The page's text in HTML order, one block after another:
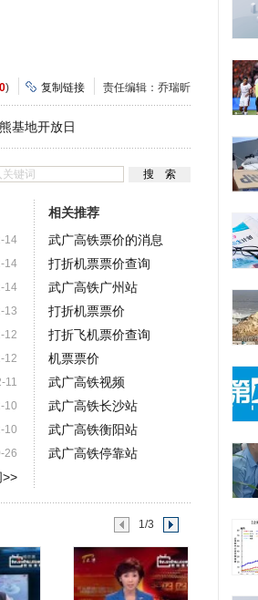
) 复制链接 责任编辑：乔瑞昕
基地开放日
14
14
14
13
12
12
11
10
10
26
相关推荐
武广高铁票价的消息
打折机票票价查询
武广高铁广州站
打折机票票价
打折飞机票价查询
机票票价
武广高铁视频
武广高铁长沙站
武广高铁衡阳站
武广高铁停靠站
1/3